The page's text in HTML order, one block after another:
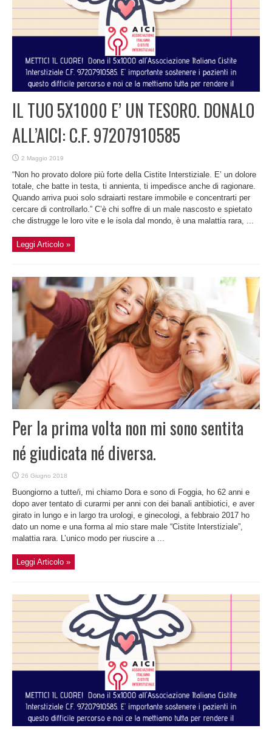
IL TUO 5X1000 E’ UN TESORO. DONALO
ALL’AICI: C.F. 97207910585
2 Maggio 2019
“Non ho provato dolore più forte della Cistite Interstiziale. E’ un dolore
totale, che batte in testa, ti annienta, ti impedisce anche di ragionare.
Quando arriva puoi solo sdraiarti restare immobile e concentrarti per
cercare di controllarlo.” C’è chi soffre di un male nascosto e spietato
che distrugge le loro vite e le isola dal mondo, è una malattia rara, ...
Leggi Articolo »
Per la prima volta non mi sono sentita
né giudicata né diversa.
26 Giugno 2018
Buongiorno a tutte/i, mi chiamo Dora e sono di Foggia, ho 62 anni e
dopo aver tentato di curarmi per anni con dei banali antibiotici, e aver
girato in lungo e in largo tra urologi, e ginecologi, a febbraio 2017 ho
dato un nome e una forma al mio stare male “Cistite Interstiziale”,
malattia rara. L’unico modo per riuscire a ...
Leggi Articolo »